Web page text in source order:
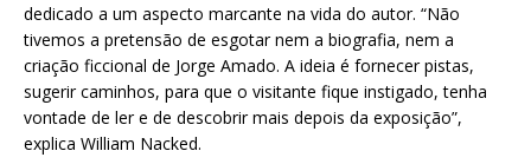
dedicado a um aspecto marcante na vida do autor. “Não
tivemos a pretensão de esgotar nem a biografia, nem a
criação ficcional de Jorge Amado. A ideia é fornecer pistas,
sugerir caminhos, para que o visitante fique instigado, tenha
vontade de ler e de descobrir mais depois da exposição”,
explica William Nacked.